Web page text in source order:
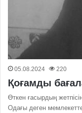
05.08.2024 220
Қоғамды
Өткен ғасырдың
Одағы деген